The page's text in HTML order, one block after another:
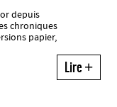
depuis
chroniques
papier,
Lire+